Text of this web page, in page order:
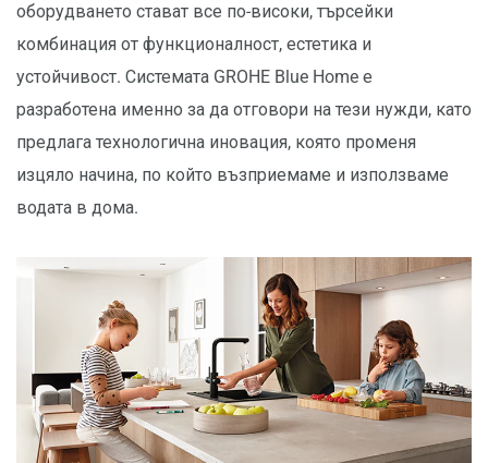
оборудването стават все по-високи, търсейки
комбинация от функционалност, естетика и
устойчивост. Системата GROHE Blue Home е
разработена именно за да отговори на тези нужди, като
предлага технологична иновация, която променя
изцяло начина, по който възприемаме и използваме
водата в дома.